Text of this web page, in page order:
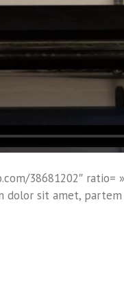
38681202″
sit amet, partem